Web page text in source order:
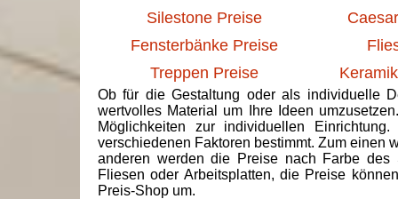
Silestone Preise
Fensterbänke Preise
Treppen Preise
Ob für die Gestaltung oder als individuelle
wertvolles Material um Ihre Ideen
Möglichkeiten zur individuellen
verschiedenen Faktoren bestimmt. Zum einen
anderen werden die Preise nach Farbe des
Fliesen oder Arbeitsplatten, die Preise
Preis-Shop um.